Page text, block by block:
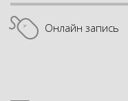
Онлайн запись